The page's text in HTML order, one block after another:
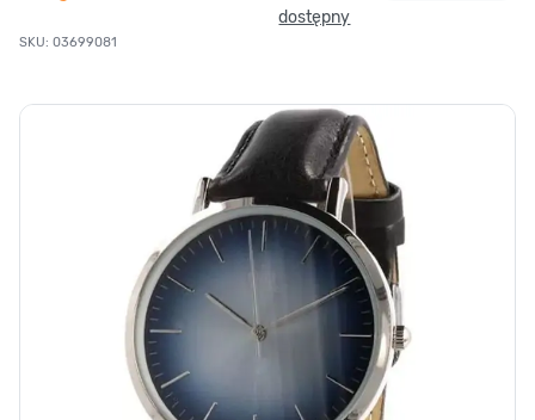
dostępny
SKU: 03699081